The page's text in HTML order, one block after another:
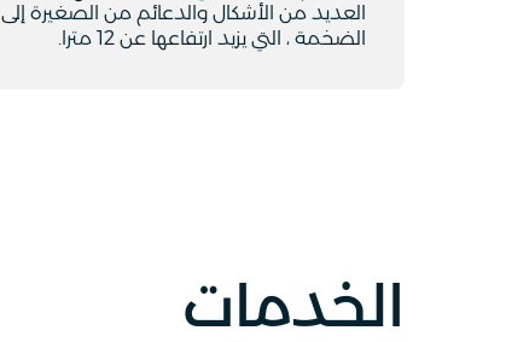
العديد من الأشكال والدعائم من الصغيرة إلى
الضخمة ، التي يزيد ارتفاعها عن 12 مترا.
الخدمات